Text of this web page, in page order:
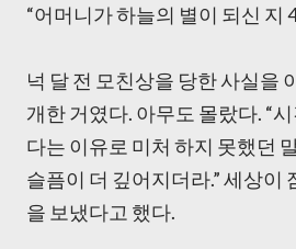
“어머니가 하늘의 별이 되신 지
넉 달 전 모친상을 당한 사실을
개한 거였다. 아무도 몰랐다. “
다는 이유로 미처 하지 못했던
슬픔이 더 깊어지더라.” 세상이
을 보냈다고 했다.